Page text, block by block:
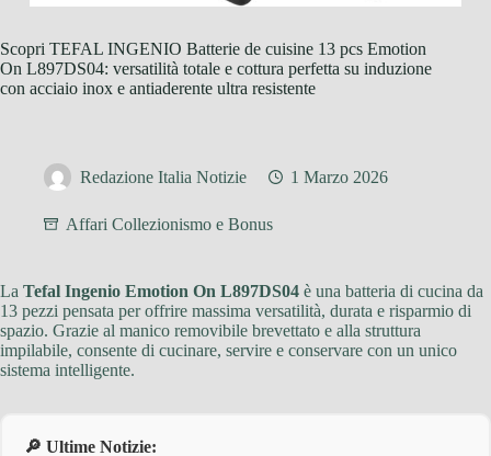
Scopri TEFAL INGENIO Batterie de cuisine 13 pcs Emotion
On L897DS04: versatilità totale e cottura perfetta su induzione
con acciaio inox e antiaderente ultra resistente
Redazione Italia Notizie 1 Marzo 2026
Affari Collezionismo e Bonus
La Tefal Ingenio Emotion On L897DS04 è una batteria di cucina da
13 pezzi pensata per offrire massima versatilità, durata e risparmio di
spazio. Grazie al manico removibile brevettato e alla struttura
impilabile, consente di cucinare, servire e conservare con un unico
sistema intelligente.
🔎 Ultime Notizie: